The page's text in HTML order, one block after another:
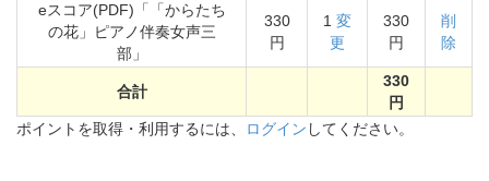
eスコア(PDF)「「からたち
の花」ピアノ伴奏女声三
部」
330
円
1 変
更
330
円
削
除
合計
330
円
ポイントを取得・利用するには、 ログイン してください。